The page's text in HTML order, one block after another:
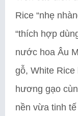
Rice “nhẹ
“thích hợp
nước hoa Âu
gỗ, White Rice
hương gạo
nền vừa tinh